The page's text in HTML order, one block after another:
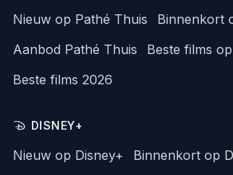
Nieuw op Pathé Thuis
Binnenkort
Aanbod Pathé Thuis
Beste films
Beste films 2026
DISNEY+
Nieuw op Disney+
Binnenkort op